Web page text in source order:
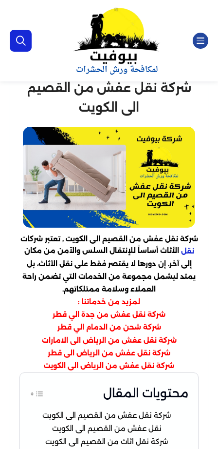
شركة نقل عفش من القصيم
الى الكويت
شركة نقل عفش من القصيم الى الكويت , تعتبر شركات
نقل الأثاث أساساً للإنتقال السلس والآمن من مكان
إلى آخر. إن دورها لا يقتصر فقط على نقل الأثاث، بل
يمتد ليشمل مجموعة من الخدمات التي تضمن راحة
العملاء وسلامة ممتلكاتهم.
لمزيد من خدماتنا :
شركة نقل عفش من جدة الي قطر
شركة شحن من الدمام الي قطر
شركة نقل عفش من الرياض الى الامارات
شركة نقل عفش من الرياض الى قطر
شركة نقل عفش من الرياض الى الكويت
محتويات المقال
شركة نقل عفش من القصيم الى الكويت
نقل عفش من القصيم الى الكويت
شركة نقل اثاث من القصيم الى الكويت